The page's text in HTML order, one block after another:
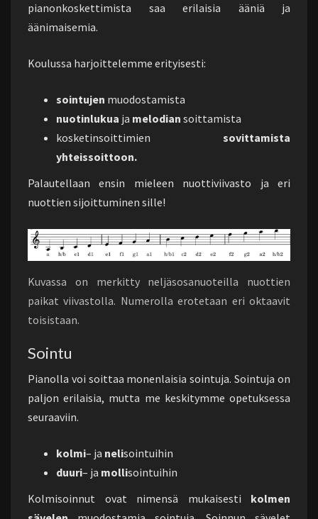
pianonkoskettimista saa erilaisia ääniä ja
äänimaisemia.
Koulussa harjoittelemme erityisesti:
sointujen muodostamista
nuotinlukua ja melodian soittamista
kosketinsoittimien sovittamista
yhteissoittoon.
Palautellaan ensin mieleen nuottiviivasto ja eri
nuottien sijoittuminen sille!
Kuvassa on merkitty neljäsosanuoteilla nuottien
paikat viivastolla. Numerolla erotetaan eri oktaavit
toisistaan.
Sointu
Pianolla voi soittaa monenlaisia sointuja. Sointuja on
paljon erilaisia, mutta me keskitymme opetuksessa
seuraaviin.
kolmi– ja nelisointuihin
duuri– ja mollisointuihin
Kolmisoinnut ovat nimensä mukaisesti kolmen